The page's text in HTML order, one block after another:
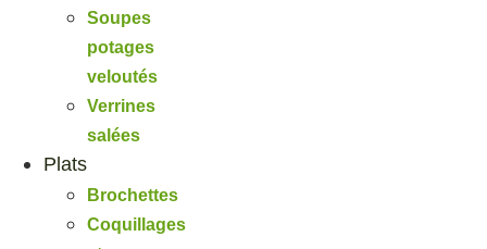
Soupes
potages
veloutés
Verrines
salées
Plats
Brochettes
Coquillages